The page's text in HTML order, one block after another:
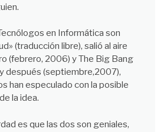
en Informática son
(traducción libre), salió al aire
(febrero, 2006) y The Big Bang
después (septiembre,2007),
han especulado con la posible
la idea.
es que las dos son geniales,